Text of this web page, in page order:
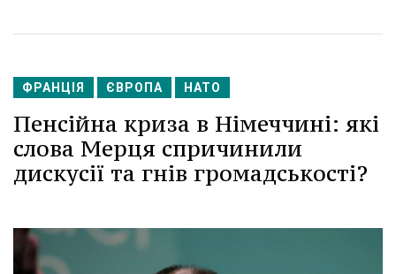
ФРАНЦІЯ ЄВРОПА НАТО
Пенсійна криза в Німеччині: які
слова Мерця спричинили
дискусії та гнів громадськості?